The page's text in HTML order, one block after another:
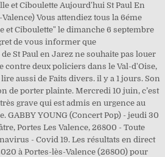
et Ciboulette Aujourd'hui St Paul En
Vous attendiez tous la 6éme
et Ciboulette" le dimanche 6 septembre
de vous informer que
St Paul en Jarez ne souhaite pas louer
contre deux policiers dans le Val-d'Oise,
aussi de Faits divers. il y a 1 jours. Son
de porter plainte. Mercredi 10 juin, c’est
grave qui est admis en urgence au
GABBY YOUNG (Concert Pop) - jeudi 30
Portes Les Valence, 26800 - Toute
- Covid 19. Les résultats en direct
à Portes-lès-Valence (26800) pour